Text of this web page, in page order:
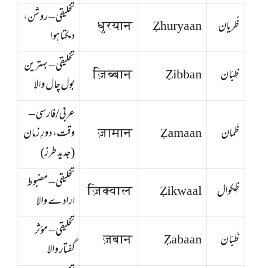
ظُریان
Ẓhuryaan
धुरयान
تخلیقی – روشن،
دمکتا ہوا
ظِبَان
Ẓibban
ज़िब्बान
تخلیقی – بہترین
بول چال والا
ظَمان Ẓamaan
ज़ामान
عربی/فارسی –
وقت، دورِ زمان
(جدید طرز)
ظِکوال
Ẓikwaal
ज़िक्वाल
تخلیقی – مضبوط
ارادے والا
ظَبَان
Ẓabaan
ज़बान
تخلیقی – مؤثر
گفتار والا